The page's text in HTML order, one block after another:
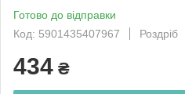
Готово до відправки
Код: 5901435407967
Роздріб
434 ₴